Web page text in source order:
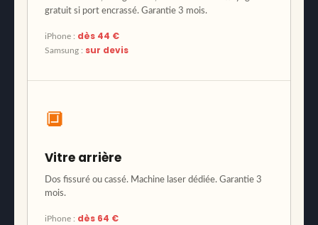
gratuit si port encrassé. Garantie 3 mois.
iPhone : dès 44 €
Samsung : sur devis
🔲
Vitre arrière
Dos fissuré ou cassé. Machine laser dédiée. Garantie 3
mois.
iPhone : dès 64 €